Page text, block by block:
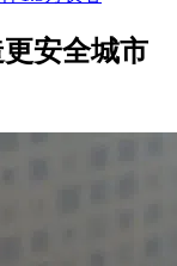
安全城市